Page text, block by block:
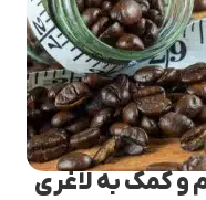
و کمک به لاغری